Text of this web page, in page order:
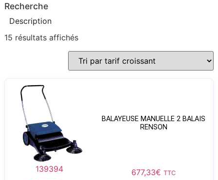
Recherche
Description
15 résultats affichés
BALAYEUSE MANUELLE 2 BALAIS
RENSON
139394 677,33€ TTC